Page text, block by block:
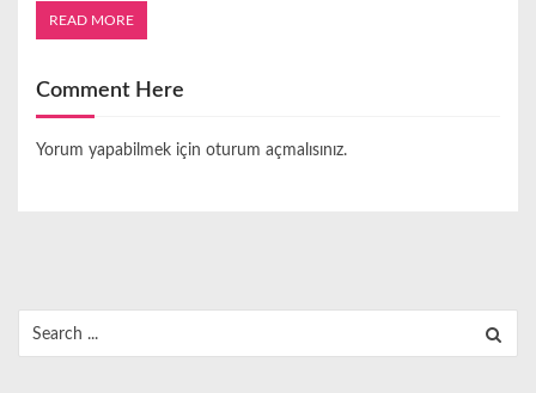
READ MORE
Comment Here
Yorum yapabilmek için oturum açmalısınız.
for: